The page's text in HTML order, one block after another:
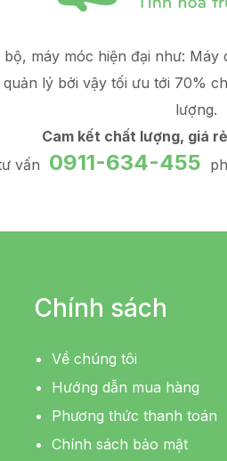
máy móc hiện đại như:
lý bởi vậy tối ưu tới 70%
lượng.
Cam kết chất lượng, giá
vấn 0911-634-455
Chính sách
Về chúng tôi
Hướng dẫn mua hàng
Phương thức thanh toán
Chính sách bảo mật